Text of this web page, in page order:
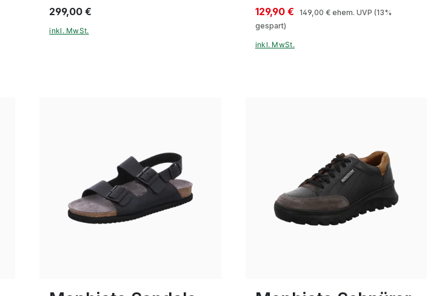
299,00 €
inkl. MwSt.
129,90 € 149,00 €ehem. UVP (13%
gespart)
inkl. MwSt.